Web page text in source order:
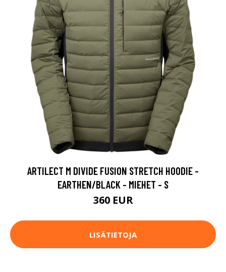
ARTILECT M DIVIDE FUSION STRETCH HOODIE -
EARTHEN/BLACK - MIEHET - S
360 EUR
LISÄTIETOJA